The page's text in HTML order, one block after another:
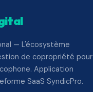
— L'écosystème
de copropriété pour
Application
SaaS SyndicPro.